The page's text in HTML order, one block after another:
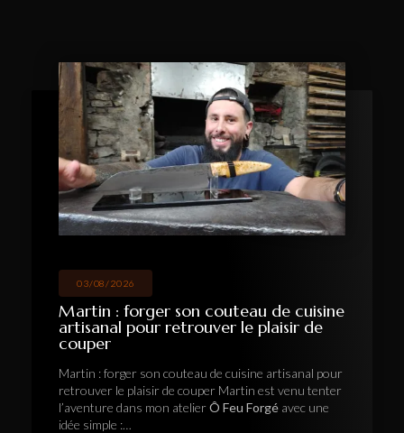
03/08/2026
Martin : forger son couteau de cuisine
artisanal pour retrouver le plaisir de
couper
Martin : forger son couteau de cuisine artisanal pour
retrouver le plaisir de couper Martin est venu tenter
l’aventure dans mon atelierÔ Feu Forgé avec une
idée simple :…